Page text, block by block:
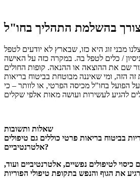
בהשלמת התהליך בחו"ל
מבני זוג היא כזו, שבארץ לא יודעים לטפל
/ כלים לטפל בה. במקרה כזה על האישה
שם את ההוצאה או ההנאה. קופות החולים
הזה, ומי שאיננה מבוטחת בביטוח בריאות
הפועל בחו"ל מכיסה הפרטי, או לוותר – כי
שאלות ותשובות
בביטוח בריאות פרטי כוללים גם טיפולים
אלטרנטיביים?
לטיפולים נפשיים, אלטרנטיביים ועוד,